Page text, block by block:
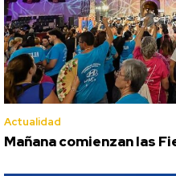
Actualidad
Mañana comienzan las